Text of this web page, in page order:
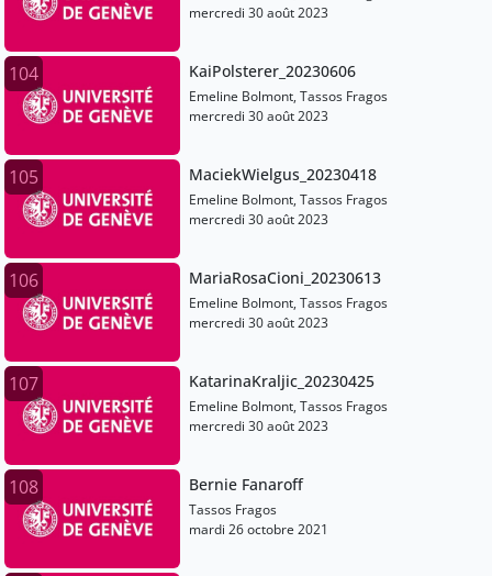
mercredi 30 août 2023
104 KaiPolsterer_20230606
Emeline Bolmont, Tassos Fragos
mercredi 30 août 2023
105 MaciekWielgus_20230418
Emeline Bolmont, Tassos Fragos
mercredi 30 août 2023
106 MariaRosaCioni_20230613
Emeline Bolmont, Tassos Fragos
mercredi 30 août 2023
107 KatarinaKraljic_20230425
Emeline Bolmont, Tassos Fragos
mercredi 30 août 2023
108 Bernie Fanaroff
Tassos Fragos
mardi 26 octobre 2021